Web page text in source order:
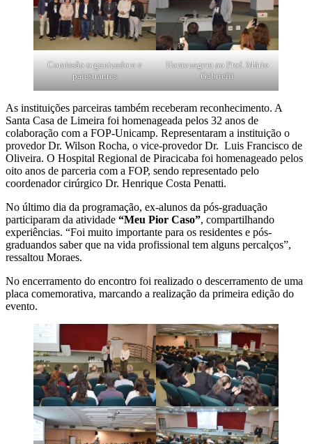
Comissão organizadora e
palestrantes
Homenagem ao Prof. Mário
Gabrielli
As instituições parceiras também receberam reconhecimento. A
Santa Casa de Limeira foi homenageada pelos 32 anos de
colaboração com a FOP-Unicamp. Representaram a instituição o
provedor Dr. Wilson Rocha, o vice-provedor Dr. Luis Francisco de
Oliveira. O Hospital Regional de Piracicaba foi homenageado pelos
oito anos de parceria com a FOP, sendo representado pelo
coordenador cirúrgico Dr. Henrique Costa Penatti.
No último dia da programação, ex-alunos da pós-graduação
participaram da atividade “Meu Pior Caso”, compartilhando
experiências. “Foi muito importante para os residentes e pós-
graduandos saber que na vida profissional tem alguns percalços”,
ressaltou Moraes.
No encerramento do encontro foi realizado o descerramento de uma
placa comemorativa, marcando a realização da primeira edição do
evento.